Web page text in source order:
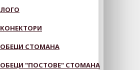
ЛОГО
КОНЕКТОРИ
ОБЕЦИ СТОМАНА
ОБЕЦИ "ПОСТОВЕ" СТОМАНА